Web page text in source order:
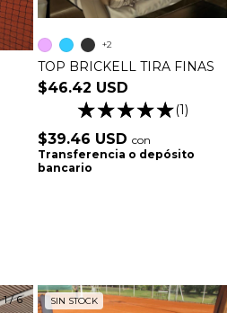
TOP BRICKELL TIRA FINAS
$46.42 USD
(1)
$39.46 USD con
Transferencia o depósito
bancario
+2
1/6 SIN STOCK